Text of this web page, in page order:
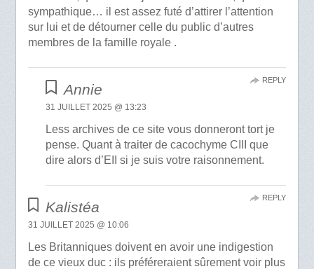
sympathique… il est assez futé d’attirer l’attention
sur lui et de détourner celle du public d’autres
membres de la famille royale .
Annie
31 JUILLET 2025 @ 13:23
Less archives de ce site vous donneront tort je
pense. Quant à traiter de cacochyme CIII que
dire alors d’EII si je suis votre raisonnement.
REPLY
Kalistéa
31 JUILLET 2025 @ 10:06
Les Britanniques doivent en avoir une indigestion
de ce vieux duc : ils préféreraient sûrement voir plus
REPLY